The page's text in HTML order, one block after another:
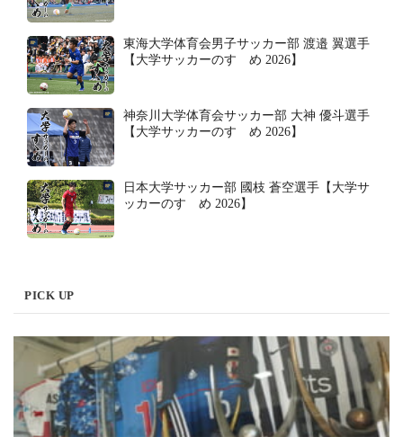
東海大学体育会男子サッカー部 渡邉 翼選手
【大学サッカーのすゝめ 2026】
神奈川大学体育会サッカー部 大神 優斗選手
【大学サッカーのすゝめ 2026】
日本大学サッカー部 國枝 蒼空選手【大学サ
ッカーのすゝめ 2026】
PICK UP